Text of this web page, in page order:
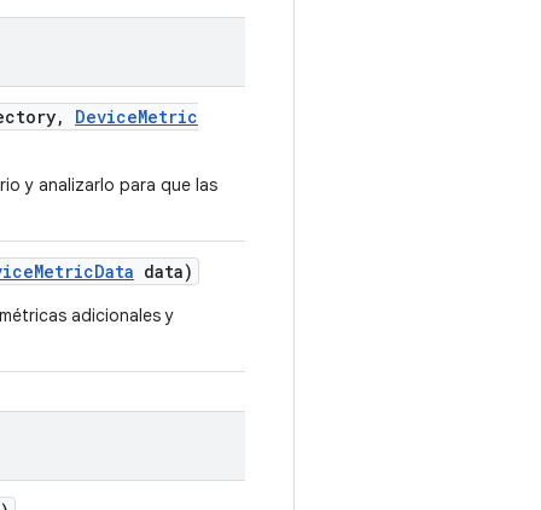
, DeviceMetric
y analizarlo para que las
MetricData data)
adicionales y